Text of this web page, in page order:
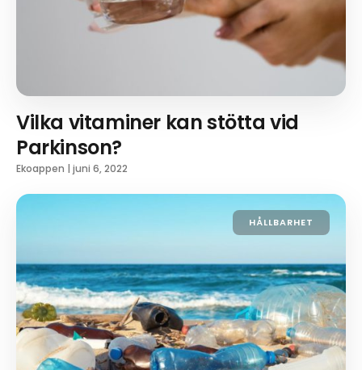
Vilka vitaminer kan stötta vid
Parkinson?
Ekoappen | juni 6, 2022
HÅLLBARHET